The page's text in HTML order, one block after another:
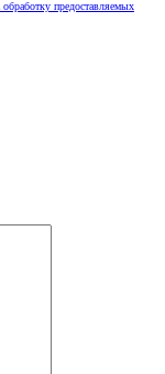
обработку предоставляемых